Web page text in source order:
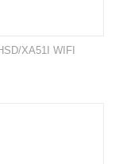
XA51I WIFI